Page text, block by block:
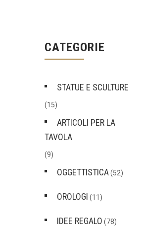
CATEGORIE
STATUE E SCULTURE
(15)
ARTICOLI PER LA
TAVOLA
(9)
OGGETTISTICA(52)
OROLOGI (11)
IDEE REGALO (78)